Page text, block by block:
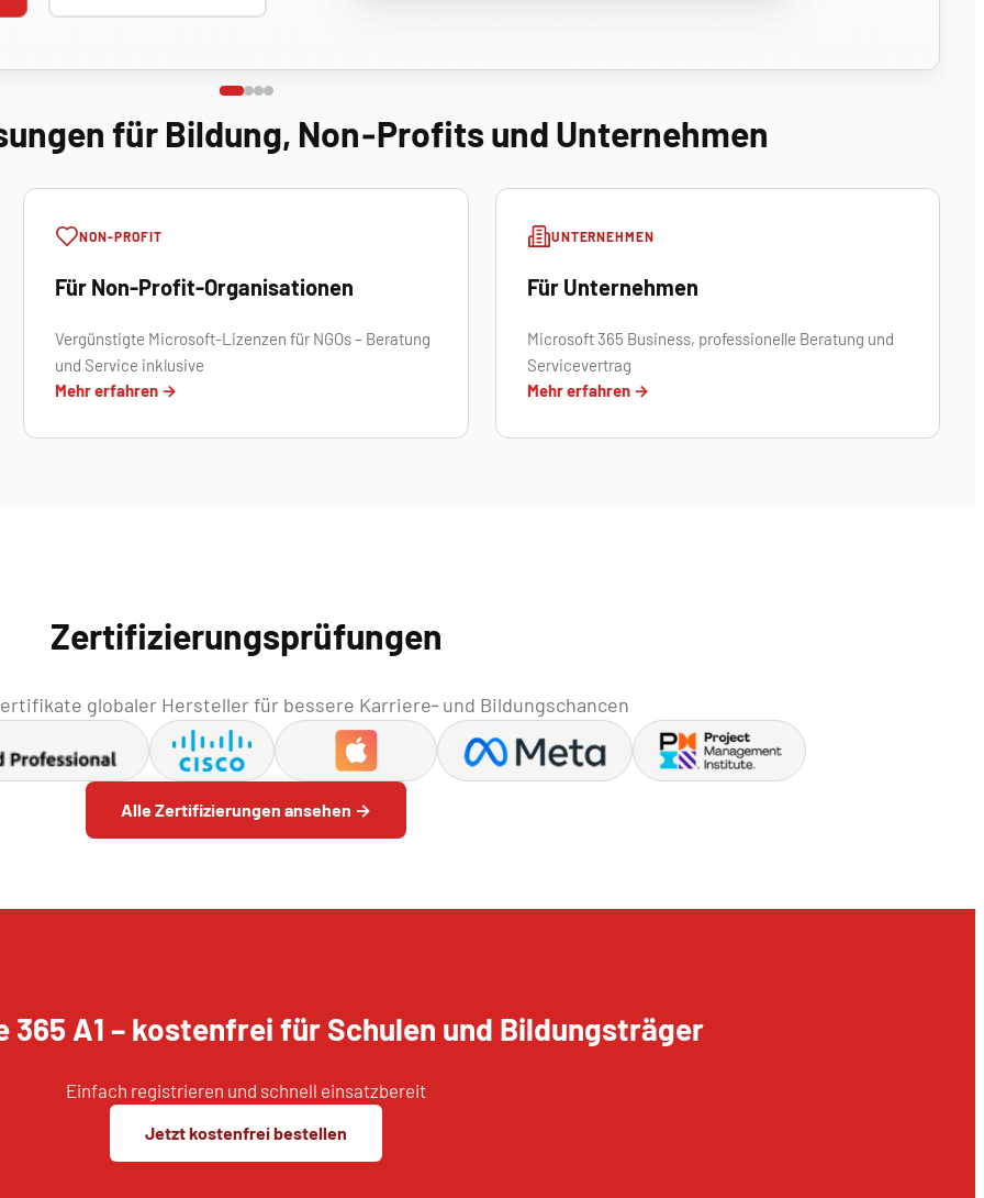
für Bildung, Non‑Profits und Unternehmen
NON-PROFIT
Für Non-Profit-Organisationen
Vergünstigte Microsoft-Lizenzen für NGOs – Beratung
und Service inklusive
Mehr erfahren →
UNTERNEHMEN
Für Unternehmen
Microsoft 365 Business, professionelle Beratung und
Servicevertrag
Mehr erfahren →
Zertifizierungsprüfungen
globaler Hersteller für bessere Karriere‑ und Bildungschancen
Alle Zertifizierungen ansehen →
A1 – kostenfrei für Schulen und Bildungsträger
Einfach registrieren und schnell einsatzbereit
Jetzt kostenfrei bestellen